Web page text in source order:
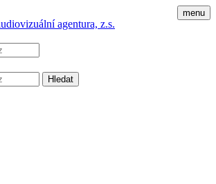
menu
agentura, z.s.
Hledat